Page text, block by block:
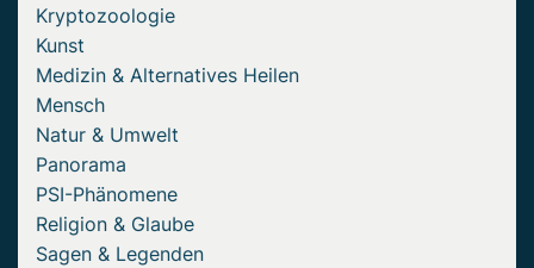
Kryptozoologie
Kunst
Medizin & Alternatives Heilen
Mensch
Natur & Umwelt
Panorama
PSI-Phänomene
Religion & Glaube
Sagen & Legenden